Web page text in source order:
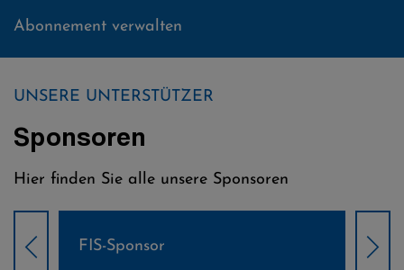
Abonnement verwalten
UNSERE UNTERSTÜTZER
Sponsoren
Hier finden Sie alle unsere Sponsoren
Weltcup-Sponsoren Damen